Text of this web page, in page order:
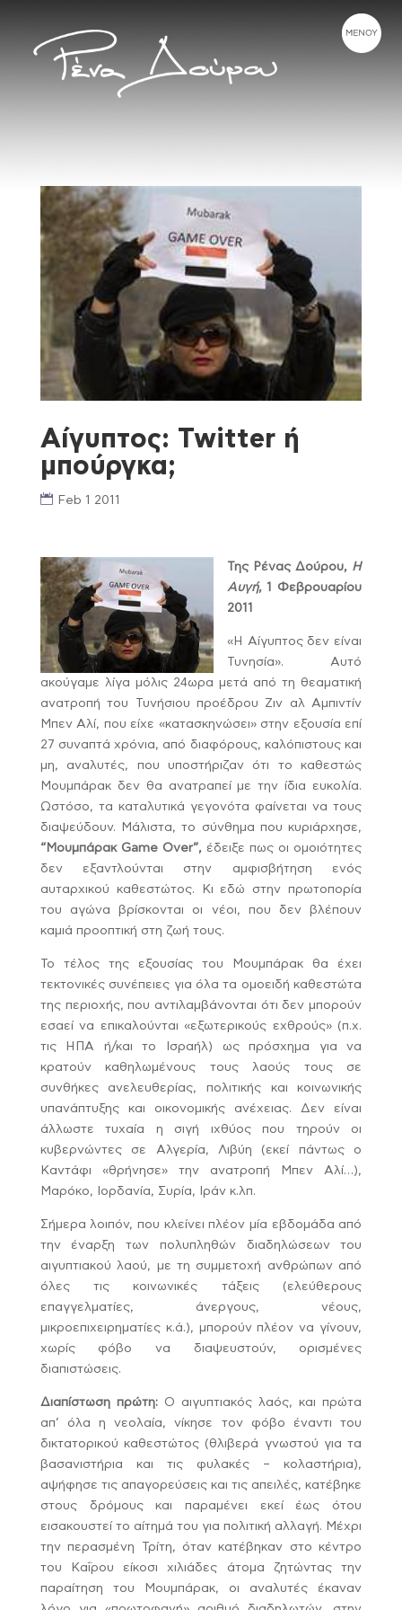
Αίγυπτος: Twitter ή
μπούργκα;
Feb 1 2011
Της Ρένας Δούρου, Η
Αυγή, 1 Φεβρουαρίου
2011
«Η Αίγυπτος δεν είναι
Τυνησία». Αυτό
ακούγαμε λίγα μόλις 24ωρα μετά από τη θεαματική
ανατροπή του Τυνήσιου προέδρου Ζιν αλ Αμπιντίν
Μπεν Αλί, που είχε «κατασκηνώσει» στην εξουσία επί
27 συναπτά χρόνια, από διαφόρους, καλόπιστους και
μη, αναλυτές, που υποστήριζαν ότι το καθεστώς
Μουμπάρακ δεν θα ανατραπεί με την ίδια ευκολία.
Ωστόσο, τα καταλυτικά γεγονότα φαίνεται να τους
διαψεύδουν. Μάλιστα, το σύνθημα που κυριάρχησε,
“Μουμπάρακ Game Over”,έδειξε πως οι ομοιότητες
δεν εξαντλούνται στην αμφισβήτηση ενός
αυταρχικού καθεστώτος. Κι εδώ στην πρωτοπορία
του αγώνα βρίσκονται οι νέοι, που δεν βλέπουν
καμιά προοπτική στη ζωή τους.
Το τέλος της εξουσίας του Μουμπάρακ θα έχει
τεκτονικές συνέπειες για όλα τα ομοειδή καθεστώτα
της περιοχής, που αντιλαμβάνονται ότι δεν μπορούν
εσαεί να επικαλούνται «εξωτερικούς εχθρούς» (π.χ.
τις ΗΠΑ ή/και το Ισραήλ) ως πρόσχημα για να
κρατούν καθηλωμένους τους λαούς τους σε
συνθήκες ανελευθερίας, πολιτικής και κοινωνικής
υπανάπτυξης και οικονομικής ανέχειας. Δεν είναι
άλλωστε τυχαία η σιγή ιχθύος που τηρούν οι
κυβερνώντες σε Αλγερία, Λιβύη (εκεί πάντως ο
Καντάφι «θρήνησε» την ανατροπή Μπεν Αλί…),
Μαρόκο, Ιορδανία, Συρία, Ιράν κ.λπ.
Σήμερα λοιπόν, που κλείνει πλέον μία εβδομάδα από
την έναρξη των πολυπληθών διαδηλώσεων του
αιγυπτιακού λαού, με τη συμμετοχή ανθρώπων από
όλες τις κοινωνικές τάξεις (ελεύθερους
επαγγελματίες, άνεργους, νέους,
μικροεπιχειρηματίες κ.ά.), μπορούν πλέον να γίνουν,
χωρίς φόβο να διαψευστούν, ορισμένες
διαπιστώσεις.
Διαπίστωση πρώτη:Ο αιγυπτιακός λαός, και πρώτα
απ’ όλα η νεολαία, νίκησε τον φόβο έναντι του
δικτατορικού καθεστώτος (θλιβερά γνωστού για τα
βασανιστήρια και τις φυλακές – κολαστήρια),
αψήφησε τις απαγορεύσεις και τις απειλές, κατέβηκε
στους δρόμους και παραμένει εκεί έως ότου
εισακουστεί το αίτημά του για πολιτική αλλαγή. Μέχρι
την περασμένη Τρίτη, όταν κατέβηκαν στο κέντρο
του Καΐρου είκοσι χιλιάδες άτομα ζητώντας την
παραίτηση του Μουμπάρακ, οι αναλυτές έκαναν